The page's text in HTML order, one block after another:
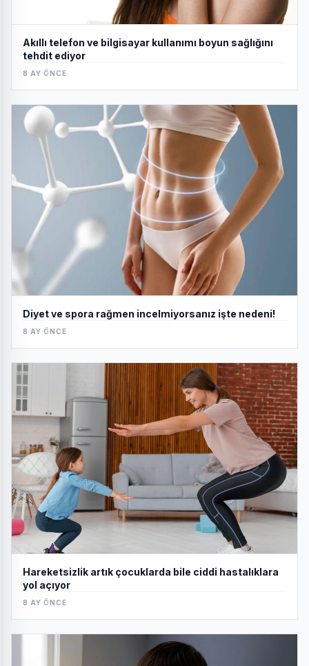
Akıllı telefon ve bilgisayar kullanımı boyun sağlığını
tehdit ediyor
8 AY ÖNCE
Diyet ve spora rağmen incelmiyorsanız işte nedeni!
8 AY ÖNCE
Hareketsizlik artık çocuklarda bile ciddi hastalıklara
yol açıyor
8 AY ÖNCE